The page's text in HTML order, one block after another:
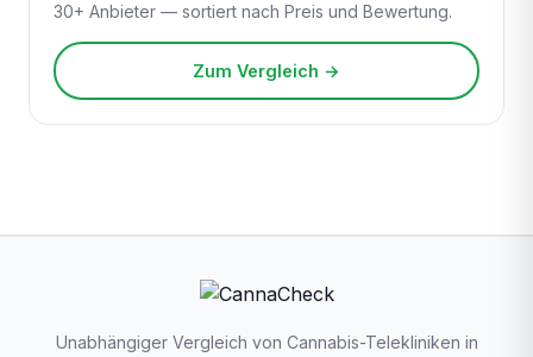
30+ Anbieter — sortiert nach Preis und Bewertung.
Zum Vergleich →
Unabhängiger Vergleich von Cannabis-Telekliniken in